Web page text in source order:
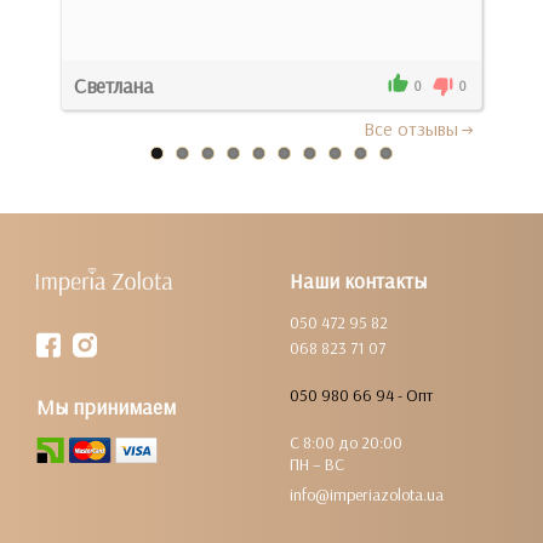
Светлана 0 0
Все отзывы
Наши контакты
050 472 95 82
068 823 71 07
050 980 66 94 - Опт
С 8:00 до 20:00
ПН – ВС
info@imperiazolota.ua
Мы принимаем